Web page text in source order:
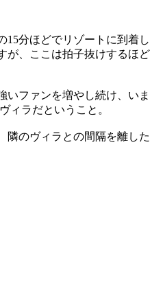
分ほどでリゾートに到
、ここは拍子抜けするほ
ファンを増やし続け、い
ィラだということ。
のヴィラとの間隔を離し